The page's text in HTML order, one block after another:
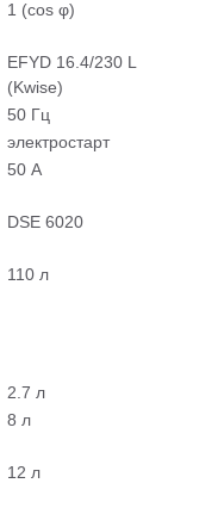
1 (cos φ)
EFYD 16.4/230 L
(Kwise)
50 Гц
электростарт
50 А
DSE 6020
110 л
2.7 л
8 л
12 л